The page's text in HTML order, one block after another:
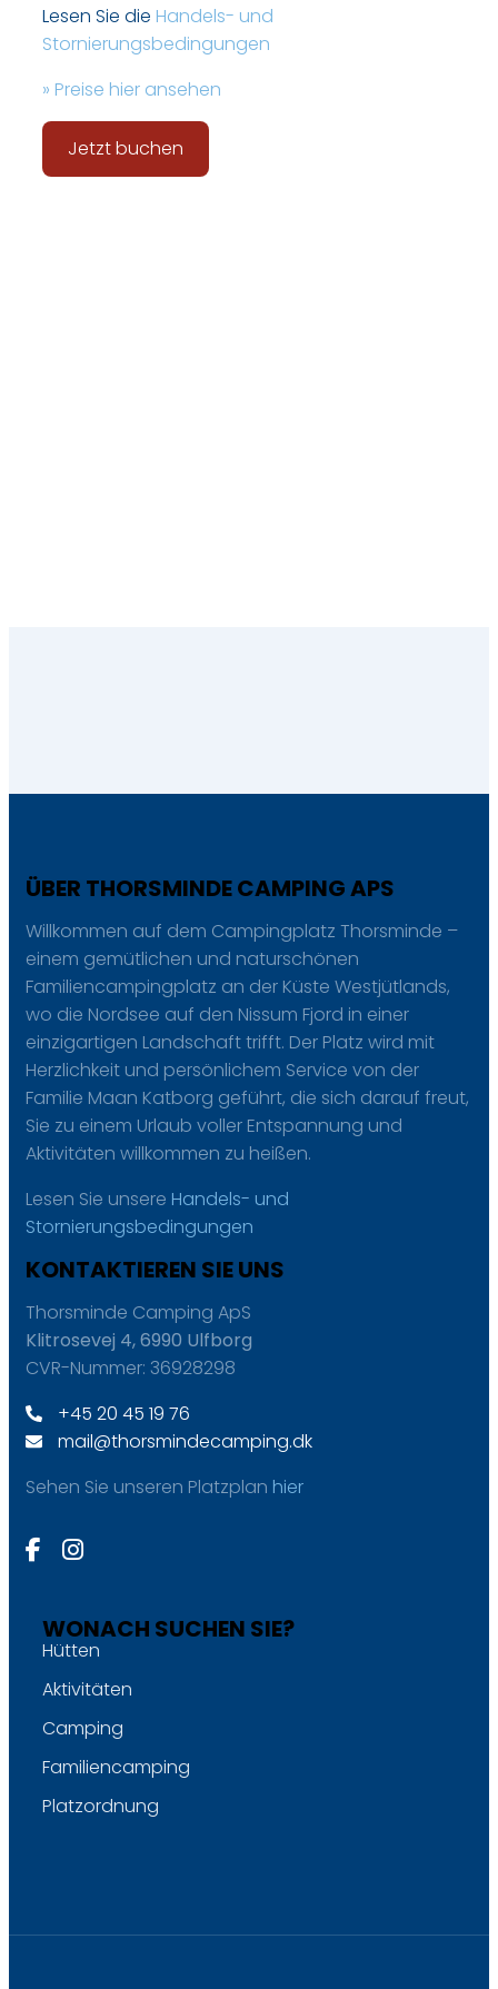
Lesen Sie die Handels- und
Stornierungsbedingungen
» Preise hier ansehen
Jetzt buchen
ÜBER THORSMINDE CAMPING APS
Willkommen auf dem Campingplatz Thorsminde –
einem gemütlichen und naturschönen
Familiencampingplatz an der Küste Westjütlands,
wo die Nordsee auf den Nissum Fjord in einer
einzigartigen Landschaft trifft. Der Platz wird mit
Herzlichkeit und persönlichem Service von der
Familie Maan Katborg geführt, die sich darauf freut,
Sie zu einem Urlaub voller Entspannung und
Aktivitäten willkommen zu heißen.
Lesen Sie unsere Handels- und
Stornierungsbedingungen
KONTAKTIEREN SIE UNS
Thorsminde Camping ApS
Klitrosevej 4, 6990 Ulfborg
CVR-Nummer: 36928298
+45 20 45 19 76
mail@thorsmindecamping.dk
Sehen Sie unseren Platzplan hier
WONACH SUCHEN SIE?
Hütten
Aktivitäten
Camping
Familiencamping
Platzordnung